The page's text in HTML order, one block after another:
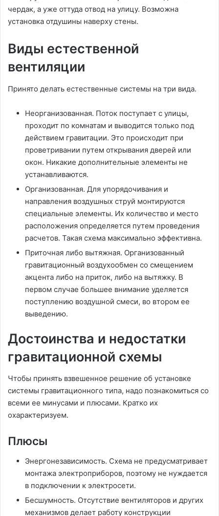
чердак, а уже оттуда отвод на улицу. Возможна
установка отдушины наверху стены.
Виды естественной
вентиляции
Принято делать естественные системы на три вида.
Неорганизованная. Поток поступает с улицы,
проходит по комнатам и выводится только под
действием гравитации. Это происходит при
проветривании путем открывания дверей или
окон. Никакие дополнительные элементы не
устанавливаются.
Организованная. Для упорядочивания и
направления воздушных струй монтируются
специальные элементы. Их количество и место
расположения определяется путем проведения
расчетов. Такая схема максимально эффективна.
Приточная либо вытяжная. Организованный
гравитационный воздухообмен со смещением
акцента либо на приток, либо на вытяжку. В
первом случае большее внимание уделяется
поступлению воздушной смеси, во втором ее
выведению.
Достоинства и недостатки
гравитационной схемы
Чтобы принять взвешенное решение об установке
системы гравитационного типа, надо познакомиться со
всеми ее минусами и плюсами. Кратко их
охарактеризуем.
Плюсы
Энергонезависимость. Схема не предусматривает
монтажа электроприборов, поэтому не нуждается
в подключении к электросети.
Бесшумность. Отсутствие вентиляторов и других
механизмов делает работу конструкции